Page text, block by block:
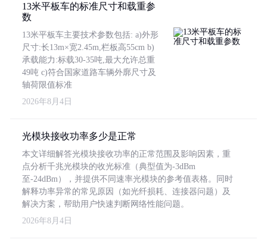
13米平板车的标准尺寸和载重参
数
13米平板车主要技术参数包括: a)外形
尺寸:长13m×宽2.45m,栏板高55cm b)
承载能力:标载30-35吨,最大允许总重
49吨 c)符合国家道路车辆外廓尺寸及
轴荷限值标准
2026年8月4日
光模块接收功率多少是正常
本文详细解答光模块接收功率的正常范围及影响因素，重
点分析千兆光模块的收光标准（典型值为-3dBm
至-24dBm），并提供不同速率光模块的参考值表格。同时
解释功率异常的常见原因（如光纤损耗、连接器问题）及
解决方案，帮助用户快速判断网络性能问题。
2026年8月4日